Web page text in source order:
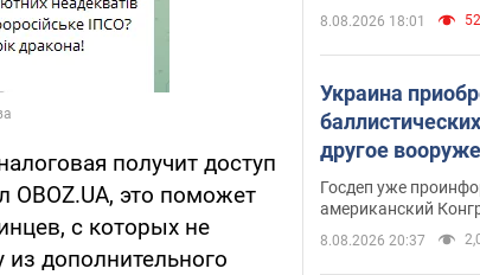
получит доступ
OBOZ.UA, это поможет
с которых не
из дополнительного
8.08.2026 18:01
Украина
другое
США
Госдеп уже
американский
8.08.2026 20:37